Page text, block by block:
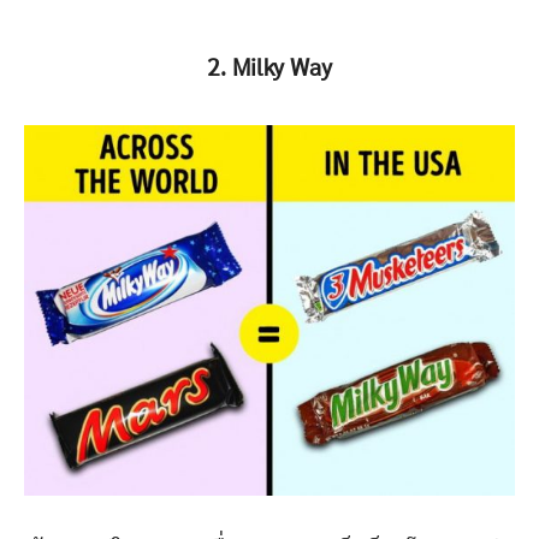
2. Milky Way